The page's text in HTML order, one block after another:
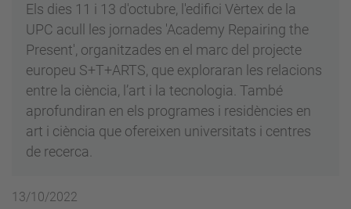
Els dies 11 i 13 d'octubre, l'edifici Vèrtex de la
UPC acull les jornades 'Academy Repairing the
Present', organitzades en el marc del projecte
europeu S+T+ARTS, que exploraran les relacions
entre la ciència, l’art i la tecnologia. També
aprofundiran en els programes i residències en
art i ciència que ofereixen universitats i centres
de recerca.
13/10/2022